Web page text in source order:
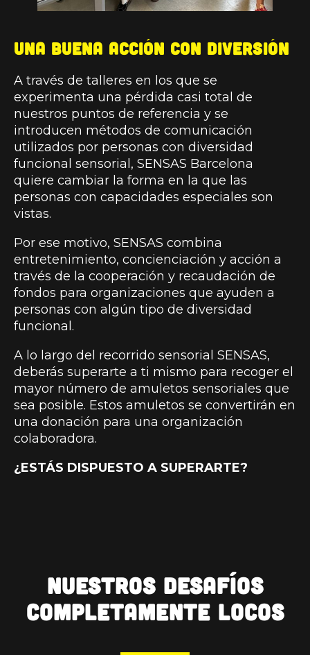
Una buena acción con diversión
A través de talleres en los que se
experimenta una pérdida casi total de
nuestros puntos de referencia y se
introducen métodos de comunicación
utilizados por personas con diversidad
funcional sensorial, SENSAS Barcelona
quiere cambiar la forma en la que las
personas con capacidades especiales son
vistas.
Por ese motivo, SENSAS combina
entretenimiento, concienciación y acción a
través de la cooperación y recaudación de
fondos para organizaciones que ayuden a
personas con algún tipo de diversidad
funcional.
A lo largo del recorrido sensorial SENSAS,
deberás superarte a ti mismo para recoger el
mayor número de amuletos sensoriales que
sea posible. Estos amuletos se convertirán en
una donación para una organización
colaboradora.
¿ESTÁS DISPUESTO A SUPERARTE?
NUESTROS DESAFÍOS
COMPLETAMENTE LOCOS